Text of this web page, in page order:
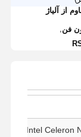
از آلیاژ